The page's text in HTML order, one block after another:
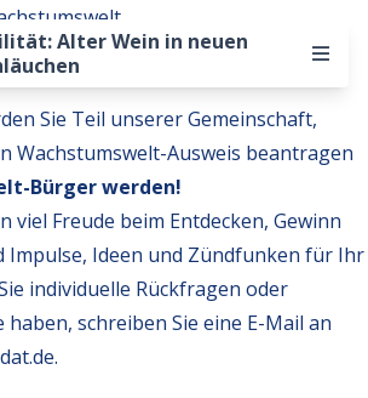
Alter Wein in neuen
Inhalte der Wachstumswelt
Sie Teil unserer Gemeinschaft,
Wachstumswelt-Ausweis beantragen
Bürger werden!
viel Freude beim Entdecken, Gewinn
Impulse, Ideen und Zündfunken für Ihr
individuelle Rückfragen oder
schreiben Sie eine E-Mail an
.